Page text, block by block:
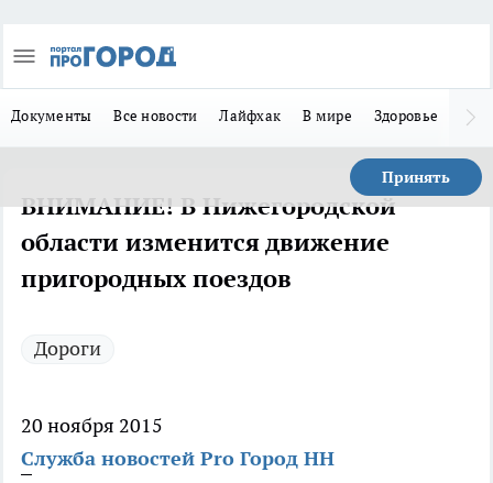
Документы Все новости Лайфхак В мире Здоровье
Принять
ВНИМАНИЕ! В Нижегородской
области изменится движение
пригородных поездов
Дороги
20 ноября 2015
Служба новостей Pro Город НН